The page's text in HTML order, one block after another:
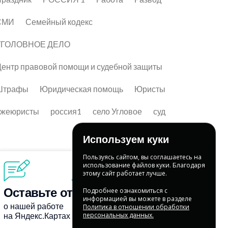
Семейный кодекс
ДЕЛО
правовой помощи и судебной защиты
Юридическая помощь Юристы
россия1 село Угловое суд
Используем куки
Пользуясь сайтом, вы соглашаетесь на
использование файлов куки. Благодаря
этому сайт работает лучше.
Подробнее ознакомиться с
информацией вы можете в разделе
Политика в отношении обработки
персональных данных.